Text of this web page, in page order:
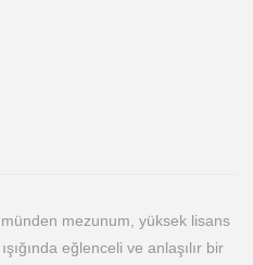
mezunum, yüksek lisans
eğlenceli ve anlaşılır bir